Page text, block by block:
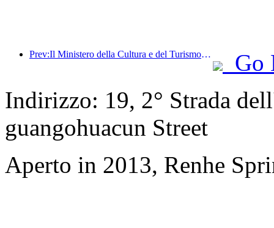
Prev:Il Ministero della Cultura e del Turismo annuncia ufficialmente le attività per il '19 maggio – Giornata del Turismo in Cina', prevedendo di stanziare oltre 1 miliardo di yuan in sussidi per il pubblico.
Go
Indirizzo: 19, 2° Strada
guangohuacun Street
Aperto in 2013, Renhe